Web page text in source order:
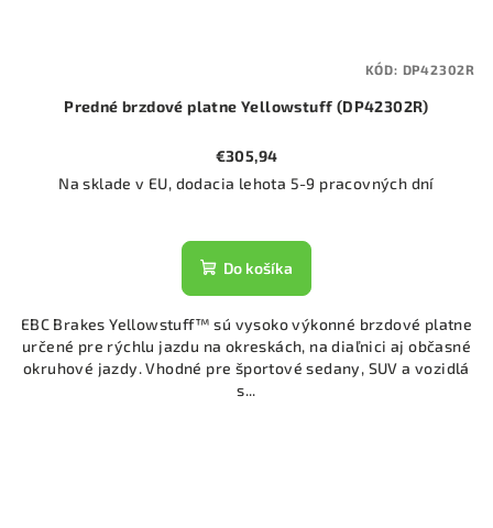
Predné brzdové platne Yellowstuff (DP42302R)
€305,94
Na sklade v EU, dodacia lehota 5-9 pracovných dní
Do košíka
EBC Brakes Yellowstuff™ sú vysoko výkonné brzdové platne
určené pre rýchlu jazdu na okreskách, na diaľnici aj občasné
okruhové jazdy. Vhodné pre športové sedany, SUV a vozidlá
s...
KÓD: DP42302R